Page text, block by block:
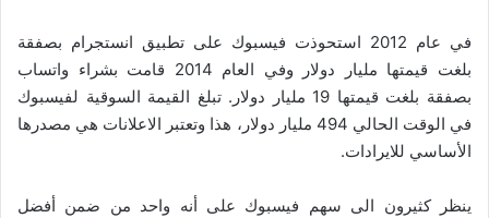
في عام 2012 استحوذت فيسبوك على تطبيق انستجرام بصفقة
بلغت قيمتها مليار دولار وفي العام 2014 قامت بشراء واتساب
بصفقة بلغت قيمتها 19 مليار دولار. تبلغ القيمة السوقية لفيسبوك
في الوقت الحالي 494 مليار دولار، هذا وتعتبر الاعلانات هي مصدرها
الأساسي للايرادات.
ينظر كثيرون الى سهم فيسبوك على أنه واحد من ضمن أفضل